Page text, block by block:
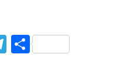
T S